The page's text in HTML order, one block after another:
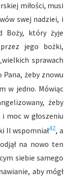
miłości, musi
swej nadziei, i
Boży, który żyje
jego bożki,
sprawach
żeby znowu
w jedno. Mówiąc
żeby
moc w głoszeniu
II wspomniał42, a
na nowo ten
siebie samego
aby mógł